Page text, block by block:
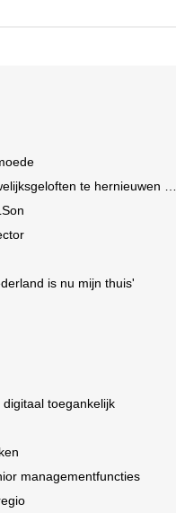
op een wel heel bijzondere locatie
is nu mijn thuis'
toegankelijk
managementfuncties